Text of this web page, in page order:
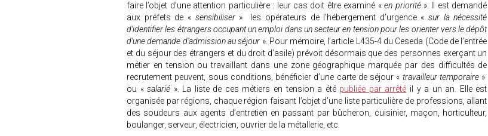
faire l’objet d’une attention particulière : leur cas doit être examiné «en priorité ». Il est demandé
aux préfets de « sensibiliser» les opérateurs de l’hébergement d’urgence « sur la nécessité
d’identifier les étrangers occupant un emploi dans un secteur en tension pour les orienter vers le dépôt
d’une demande d’admission au séjour ». Pour mémoire, l’article L435-4 du Ceseda (Code de l’entrée
et du séjour des étrangers et du droit d’asile) prévoit désormais que des personnes exerçant un
métier en tension ou travaillant dans une zone géographique marquée par des difficultés de
recrutement peuvent, sous conditions, bénéficier d’une carte de séjour « travailleur temporaire »
ou «salarié ». La liste de ces métiers en tension a été publiée par arrêté il y a un an. Elle est
organisée par régions, chaque région faisant l’objet d’une liste particulière de professions, allant
des soudeurs aux agents d’entretien en passant par bûcheron, cuisinier, maçon, horticulteur,
boulanger, serveur, électricien, ouvrier de la métallerie, etc.